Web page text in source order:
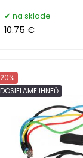
na sklade
10.75 €
IHNEĎ